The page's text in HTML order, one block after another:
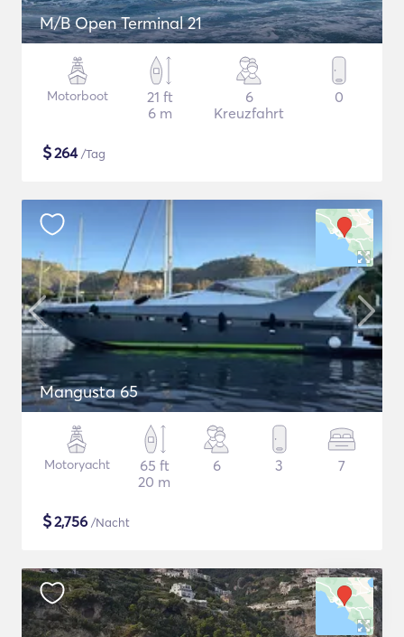
M/B Open Terminal 21
Motorboot
21 ft
6 m
6
Kreuzfahrt
0
$264/Tag
Mangusta 65
Motoryacht
65 ft
20 m
6 3 7
$2,756 /Nacht